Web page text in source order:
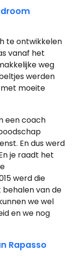
te ontwikkelen
vanaf het
weg
werden
moeite
een coach
En dus werd
je raadt het
werd die
van de
we wel
en we nog
Rapasso